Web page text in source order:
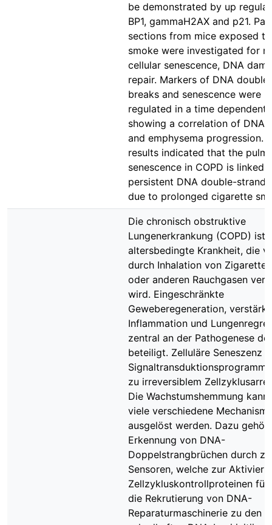
be demonstrated by up
BP1, gammaH2AX and p21.
sections from mice exposed
smoke were investigated for
cellular senescence, DNA
repair. Markers of DNA double
breaks and senescence were
regulated in a time dependent
showing a correlation of DNA
and emphysema progression.
results indicated that the
senescence in COPD is linked
persistent DNA double-strand
due to prolonged cigarette
Die chronisch obstruktive
Lungenerkrankung (COPD) ist
altersbedingte Krankheit, die
durch Inhalation von
oder anderen Rauchgasen
wird. Eingeschränkte
Geweberegeneration,
Inflammation und
zentral an der Pathogenese
beteiligt. Zelluläre Seneszenz
Signaltransduktionsprogramm,
zu irreversiblem
Die Wachstumshemmung kann
viele verschiedene
ausgelöst werden. Dazu
Erkennung von DNA-
Doppelstrangbrüchen durch
Sensoren, welche zur
Zellzykluskontrollproteinen
die Rekrutierung von DNA-
Reparaturmaschinerie zu den